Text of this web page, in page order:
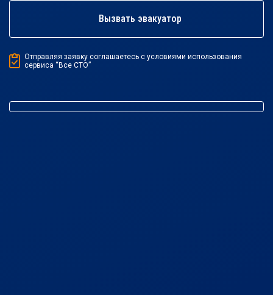
Вызвать эвакуатор
Отправляя заявку соглашаетесь с условиями использования
сервиса “Все СТО”